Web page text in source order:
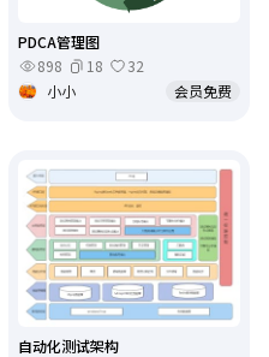
PDCA管理图
898
18
32
小小
会员免费
自动化测试架构